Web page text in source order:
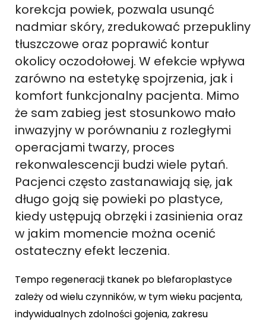
korekcja powiek, pozwala usunąć
nadmiar skóry, zredukować przepukliny
tłuszczowe oraz poprawić kontur
okolicy oczodołowej. W efekcie wpływa
zarówno na estetykę spojrzenia, jak i
komfort funkcjonalny pacjenta. Mimo
że sam zabieg jest stosunkowo mało
inwazyjny w porównaniu z rozległymi
operacjami twarzy, proces
rekonwalescencji budzi wiele pytań.
Pacjenci często zastanawiają się, jak
długo goją się powieki po plastyce,
kiedy ustępują obrzęki i zasinienia oraz
w jakim momencie można ocenić
ostateczny efekt leczenia.
Tempo regeneracji tkanek po blefaroplastyce
zależy od wielu czynników, w tym wieku pacjenta,
indywidualnych zdolności gojenia, zakresu